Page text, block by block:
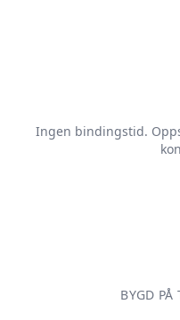
Ingen bindingstid.
BYGD PÅ